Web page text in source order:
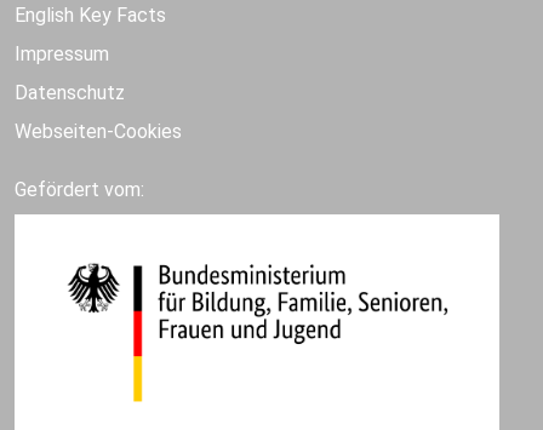
English Key Facts
Impressum
Datenschutz
Webseiten-Cookies
Gefördert vom: